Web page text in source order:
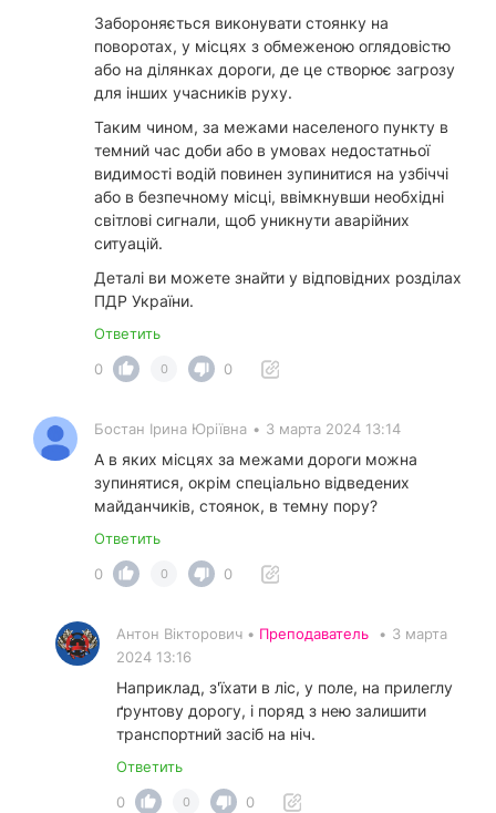
Забороняється виконувати стоянку на
поворотах, у місцях з обмеженою оглядовістю
або на ділянках дороги, де це створює загрозу
для інших учасників руху.
Таким чином, за межами населеного пункту в
темний час доби або в умовах недостатньої
видимості водій повинен зупинитися на узбіччі
або в безпечному місці, ввімкнувши необхідні
світлові сигнали, щоб уникнути аварійних
ситуацій.
Деталі ви можете знайти у відповідних розділах
ПДР України.
Ответить
0
0 0
Бостан Ірина Юріївна • 3 марта 2024 13:14
А в яких місцях за межами дороги можна
зупинятися, окрім спеціально відведених
майданчиків, стоянок, в темну пору?
Ответить
0
0 0
Антон Вікторович • Преподаватель • 3 марта
2024 13:16
Наприклад, з'їхати в ліс, у поле, на прилеглу
ґрунтову дорогу, і поряд з нею залишити
транспортний засіб на ніч.
Ответить
0
0 0